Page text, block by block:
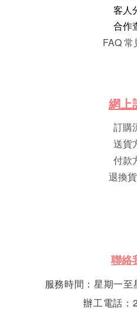
客人
合作
FAQ 常
網上
訂購
送貨
付款
退換
聯絡
服務時間：星期一
辦工電話：